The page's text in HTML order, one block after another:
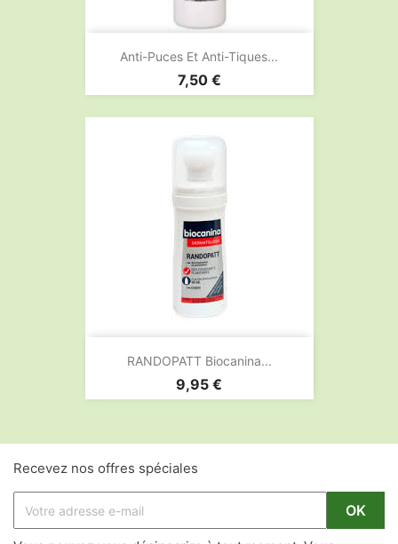
Anti-Puces Et Anti-Tiques...
Prix
7,50 €
RANDOPATT Biocanina...
Prix
9,95 €
Recevez nos offres spéciales